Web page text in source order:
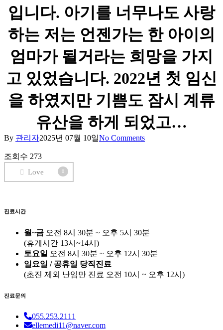
입니다. 아기를 너무나도 사랑
하는 저는 언젠가는 한 아이의
엄마가 될거라는 희망을 가지
고 있었습니다. 2022년 첫 임신
을 하였지만 기쁨도 잠시 계류
유산을 하게 되었고…
By 관리자2025년 07월 10일No Comments
조회수 273
Love 0
진료시간
월~금 오전 8시 30분 ~ 오후 5시 30분
(휴게시간 13시~14시)
토요일 오전 8시 30분 ~ 오후 12시 30분
일요일 / 공휴일 당직진료
(초진 제외 난임만 진료 오전 10시 ~ 오후 12시)
진료문의
055.253.2111
ellemedi11@naver.com